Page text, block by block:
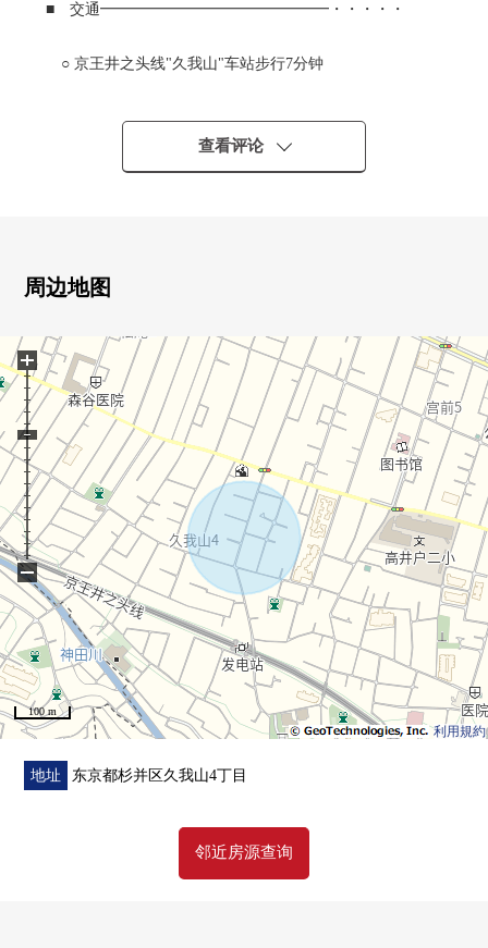
■ 交通━━━━━━━━━━━━━━━・・・・・
○ 京王井之头线"久我山"车站步行7分钟
■ 推荐焦点━━━━━━━━━━━━━━━・・・・・
0 清静的住宅区
0 出借部分<1R*3户>
0 茶室(供有nijiri口的茶室，水坑，茶室使用的厨房)
查看评论
周边地图
利用規約
100 m
+
−
地址 东京都杉并区久我山4丁目
邻近房源查询